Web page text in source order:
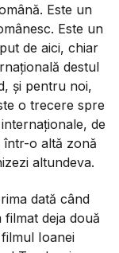
Este un
Este un
de aici, chiar
destul
și pentru noi,
o trecere spre
de
într-o altă zonă
altundeva.
dată când
deja două
Ioanei